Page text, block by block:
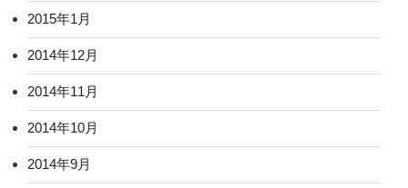
2015年1月
2014年12月
2014年11月
2014年10月
2014年9月